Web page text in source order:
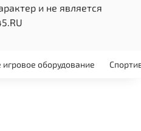
и не является
игровое оборудование